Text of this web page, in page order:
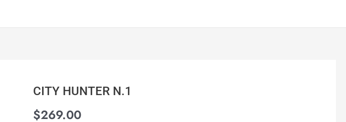
CITY HUNTER N.1
$269.00
CITY
N.1